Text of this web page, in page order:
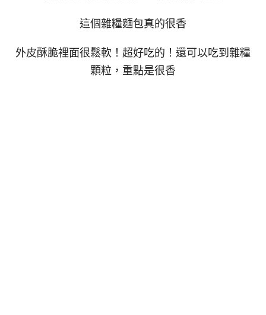
這個雜糧麵包真的很香
外皮酥脆裡面很鬆軟！超好吃的！還可以吃到雜糧
顆粒，重點是很香